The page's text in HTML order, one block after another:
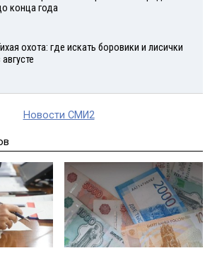
конца года
охота: где искать боровики и лисички
августе
Новости СМИ2